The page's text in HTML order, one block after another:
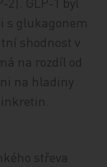
s glukagonem
shodnost v
na rozdíl od
na hladiny
střeva